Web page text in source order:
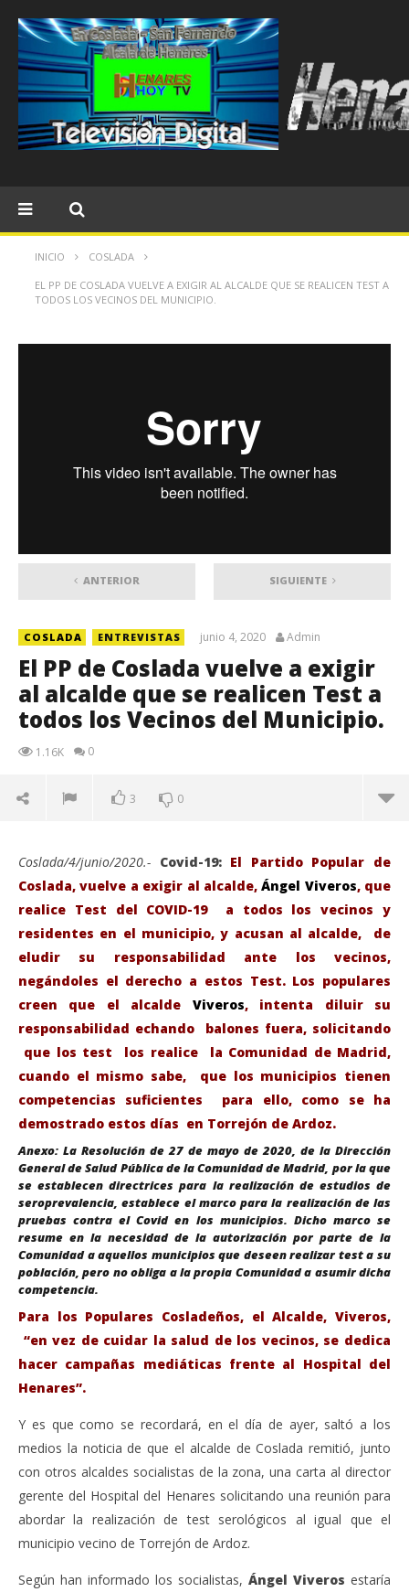
INICIO COSLADA
EL PP DE COSLADA VUELVE A EXIGIR AL ALCALDE QUE SE REALICEN TEST A
TODOS LOS VECINOS DEL MUNICIPIO.
ANTERIOR SIGUIENTE
COSLADA ENTREVISTAS junio 4, 2020 Admin
El PP de Coslada vuelve a exigir
al alcalde que se realicen Test a
todos los Vecinos del Municipio.
1.16K 0
3 0
VIENDO AHORA
El PP de Coslada vuelve a exigir al alcalde que se
realicen Test a todos los Vecinos del Municipio.
junio
4,
2020
Admin
4,
Coslada/4/junio/2020.- Covid-19:El Partido Popular de
Coslada, vuelve a exigir al alcalde,Ángel Viveros, que
realice Test del COVID-19 a todos los vecinos y
residentes en el municipio, y acusan al alcalde, de
eludir su responsabilidad ante los vecinos,
negándoles el derecho a estos Test. Los populares
creen que el alcalde Viveros, intenta diluir su
responsabilidad echando balones fuera, solicitando
que los test los realice la Comunidad de Madrid,
cuando el mismo sabe, que los municipios tienen
competencias suficientes para ello, como se ha
demostrado estos días en Torrejón de Ardoz.
Anexo: La Resolución de 27 de mayo de 2020, de la Dirección
General de Salud Pública de la Comunidad de Madrid, por la que
se establecen directrices para la realización de estudios de
seroprevalencia, establece el marco para la realización de las
pruebas contra el Covid en los municipios. Dicho marco se
resume en la necesidad de la autorización por parte de la
Comunidad a aquellos municipios que deseen realizar test a su
población, pero no obliga a la propia Comunidad a asumir dicha
competencia.
Para los Populares Cosladeños, el Alcalde, Viveros,
“en vez de cuidar la salud de los vecinos, se dedica
hacer campañas mediáticas frente al Hospital del
Henares”.
Y es que como se recordará, en el día de ayer, saltó a los
medios la noticia de que el alcalde de Coslada remitió, junto
con otros alcaldes socialistas de la zona, una carta al director
gerente del Hospital del Henares solicitando una reunión para
abordar la realización de test serológicos al igual que el
municipio vecino de Torrejón de Ardoz.
Según han informado los socialistas, Ángel Viveros estaría